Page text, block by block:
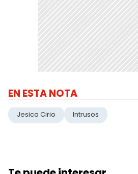
EN ESTA NOTA
Jesica Cirio Intrusos